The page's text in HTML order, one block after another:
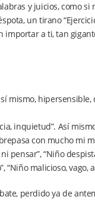
y juicios, como si
un tirano
a ti, tan
mismo,
inquietud”. Así
con mucho mi
pensar”, “Niño
malicioso, vago,
perdido ya de